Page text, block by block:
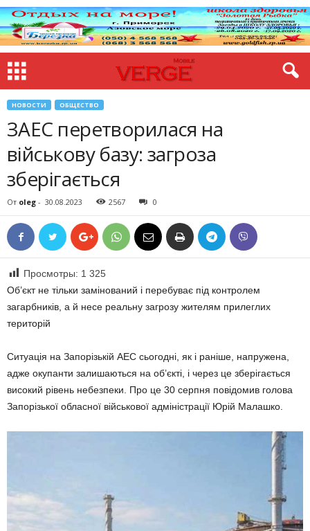
НОВОСТИ ОБЩЕСТВО
ЗАЕС перетворилася на
військову базу: загроза
зберігається
От oleg - 30.08.2023 2567 0
Просмотры: 1 325
Об’єкт не тільки замінований і перебуває під контролем
загарбників, а й несе реальну загрозу жителям прилеглих
територій
Ситуація на Запорізькій АЕС сьогодні, як і раніше, напружена,
адже окупанти залишаються на об’єкті, і через це зберігається
високий рівень небезпеки. Про це 30 серпня повідомив голова
Запорізької обласної військової адміністрації Юрій Малашко.